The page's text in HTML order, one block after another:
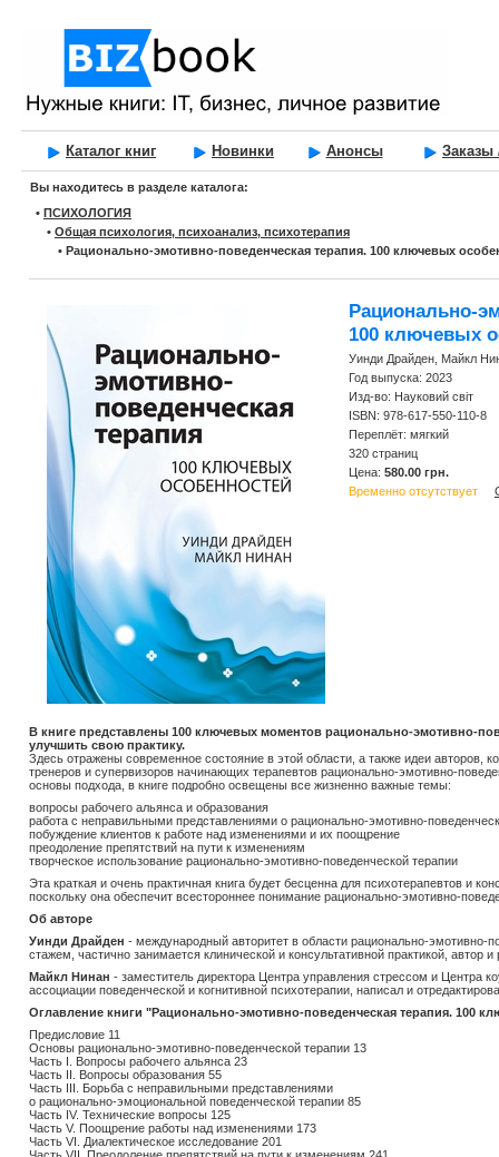
Каталог книг Новинки Анонсы Заказы
Вы находитесь в разделе каталога:
• ПСИХОЛОГИЯ
• Общая психология, психоанализ, психотерапия
• Рационально-эмотивно-поведенческая терапия. 100 ключевых
Рационально-
100 ключевых
Уинди Драйден, Майкл
Год выпуска: 2023
Изд-во: Науковий світ
ISBN: 978-617-550-110-8
Переплёт: мягкий
320 страниц
Цена: 580.00 грн.
Временно отсутствует
В книге представлены 100 ключевых моментов рационально-эмотивно-
улучшить свою практику.
Здесь отражены современное состояние в этой области, а также идеи авторов,
тренеров и супервизоров начинающих терапевтов рационально-эмотивно-
основы подхода, в книге подробно освещены все жизненно важные темы:
вопросы рабочего альянса и образования
работа с неправильными представлениями о рационально-эмотивно-
побуждение клиентов к работе над изменениями и их поощрение
преодоление препятствий на пути к изменениям
творческое использование рационально-эмотивно-поведенческой терапии
Эта краткая и очень практичная книга будет бесценна для психотерапевтов и
поскольку она обеспечит всестороннее понимание рационально-эмотивно-
Об авторе
Уинди Драйден - международный авторитет в области рационально-эмотивно-
стажем, частично занимается клинической и консультативной практикой, автор и
Майкл Нинан - заместитель директора Центра управления стрессом и Центра
ассоциации поведенческой и когнитивной психотерапии, написал и
Оглавление книги "Рационально-эмотивно-поведенческая терапия. 100
Предисловие 11
Основы рационально-эмотивно-поведенческой терапии 13
Часть I. Вопросы рабочего альянса 23
Часть II. Вопросы образования 55
Часть III. Борьба с неправильными представлениями
о рационально-эмоциональной поведенческой терапии 85
Часть IV. Технические вопросы 125
Часть V. Поощрение работы над изменениями 173
Часть VI. Диалектическое исследование 201